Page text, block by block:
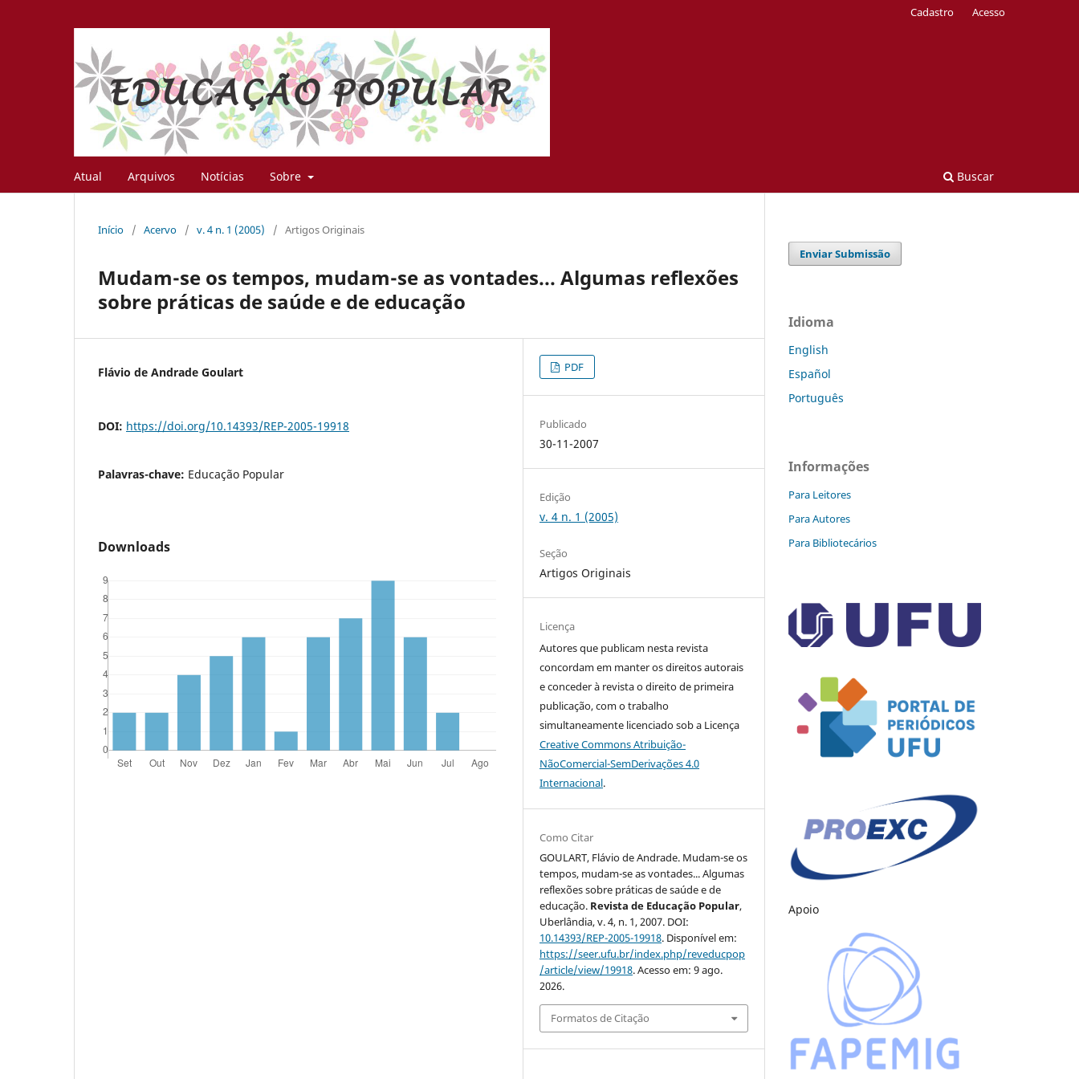
Atual Arquivos Notícias Sobre Buscar
Cadastro Acesso
Início / Acervo / v. 4 n. 1 (2005) / Artigos Originais
Mudam-se os tempos, mudam-se as vontades... Algumas reflexões
sobre práticas de saúde e de educação
Flávio de Andrade Goulart
DOI: https://doi.org/10.14393/REP-2005-19918
Palavras-chave: Educação Popular
Downloads
PDF
Publicado
30-11-2007
Edição
v. 4 n. 1 (2005)
Seção
Artigos Originais
Licença
Autores que publicam nesta revista
concordam em manter os direitos autorais
e conceder à revista o direito de primeira
publicação, com o trabalho
simultaneamente licenciado sob a Licença
Creative Commons Atribuição-
NãoComercial-SemDerivações 4.0
Internacional.
Como Citar
GOULART, Flávio de Andrade. Mudam-se os
tempos, mudam-se as vontades... Algumas
reflexões sobre práticas de saúde e de
educação. Revista de Educação Popular,
Uberlândia, v. 4, n. 1, 2007. DOI:
10.14393/REP-2005-19918. Disponível em:
https://seer.ufu.br/index.php/reveducpop
/article/view/19918. Acesso em: 9 ago.
2026.
Formatos de Citação
Enviar Submissão
Idioma
English
Español
Português
Informações
Para Leitores
Para Autores
Para Bibliotecários
Apoio